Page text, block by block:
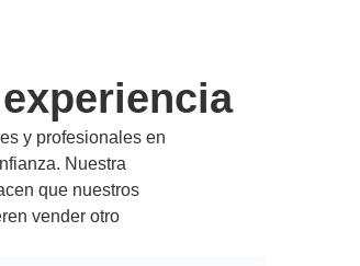
y profesionales en
Nuestra
que nuestros
vender otro